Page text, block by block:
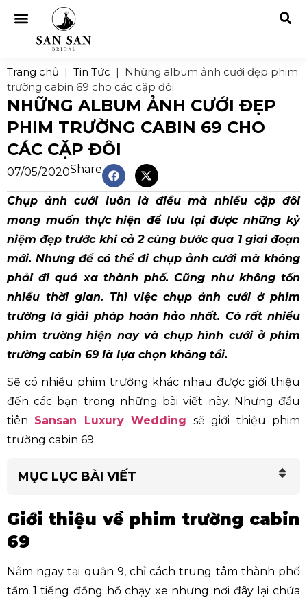
Trang chủ | Tin Tức | Những album ảnh cưới đẹp phim
trường cabin 69 cho các cặp đôi
NHỮNG ALBUM ẢNH CƯỚI ĐẸP
PHIM TRƯỜNG CABIN 69 CHO
CÁC CẶP ĐÔI
07/05/2020Share
Chụp ảnh cưới luôn là điều mà nhiều cặp đôi
mong muốn thực hiện để lưu lại được những kỷ
niệm đẹp trước khi cả 2 cùng bước qua 1 giai đoạn
mới. Nhưng để có thể đi chụp ảnh cưới mà không
phải đi quá xa thành phố. Cũng như không tốn
nhiều thời gian. Thì việc chụp ảnh cưới ở phim
trường là giải pháp hoàn hảo nhất. Có rất nhiều
phim trường hiện nay và chụp hình cưới ở phim
trường cabin 69 là lựa chọn không tồi.
Sẽ có nhiều phim trường khác nhau được giới thiệu
đến các bạn trong những bài viết này. Nhưng đầu
tiên Sansan Luxury Wedding sẽ giới thiệu phim
trường cabin 69.
MỤC LỤC BÀI VIẾT
Giới thiệu về phim trường cabin
69
Nằm ngay tại quận 9, chỉ cách trung tâm thành phố
tầm 1 tiếng đồng hồ chạy xe nhưng nơi đây lại chứa